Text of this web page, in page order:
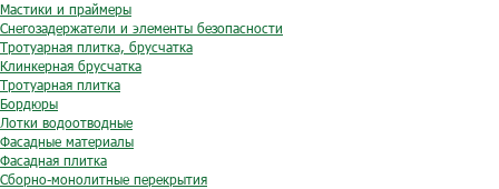
Мастики и праймеры
Снегозадержатели и элементы безопасности
Тротуарная плитка, брусчатка
Клинкерная брусчатка
Тротуарная плитка
Бордюры
Лотки водоотводные
Фасадные материалы
Фасадная плитка
Сборно-монолитные перекрытия